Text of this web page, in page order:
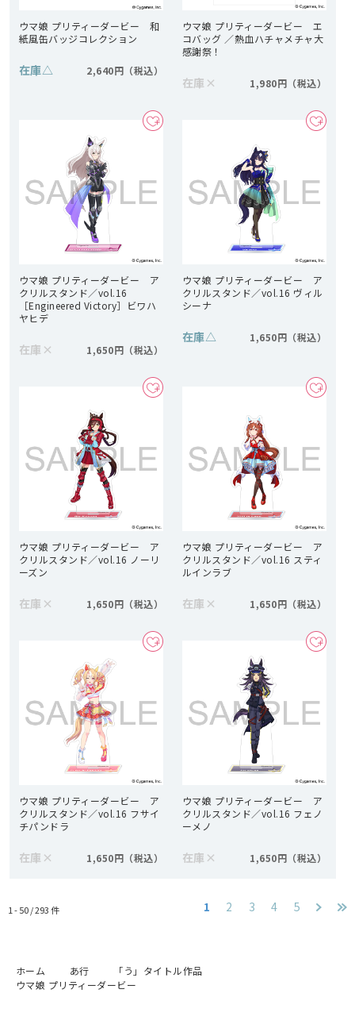
ウマ娘 プリティーダービー 和
紙風缶バッジコレクション
在庫△ 2,640円
ウマ娘 プリティーダービー エ
コバッグ ／熱血ハチャメチャ大
感謝祭！
在庫 × 1,980円
ウマ娘 プリティーダービー ア
クリルスタンド／vol.16
［Engineered Victory］ビワハ
ヤヒデ
在庫 × 1,650円
ウマ娘 プリティーダービー ア
クリルスタンド／vol.16 ヴィル
シーナ
在庫△ 1,650円
ウマ娘 プリティーダービー ア
クリルスタンド／vol.16 ノーリ
ーズン
在庫 × 1,650円
ウマ娘 プリティーダービー ア
クリルスタンド／vol.16 スティ
ルインラブ
在庫 × 1,650円
ウマ娘 プリティーダービー ア
クリルスタンド／vol.16 フサイ
チパンドラ
在庫 × 1,650円
ウマ娘 プリティーダービー ア
クリルスタンド／vol.16 フェノ
ーメノ
在庫 × 1,650円
1 - 50 /293件 1 2 3 4 5
ホーム あ行
「う」タイトル作品
ウマ娘 プリティーダービー